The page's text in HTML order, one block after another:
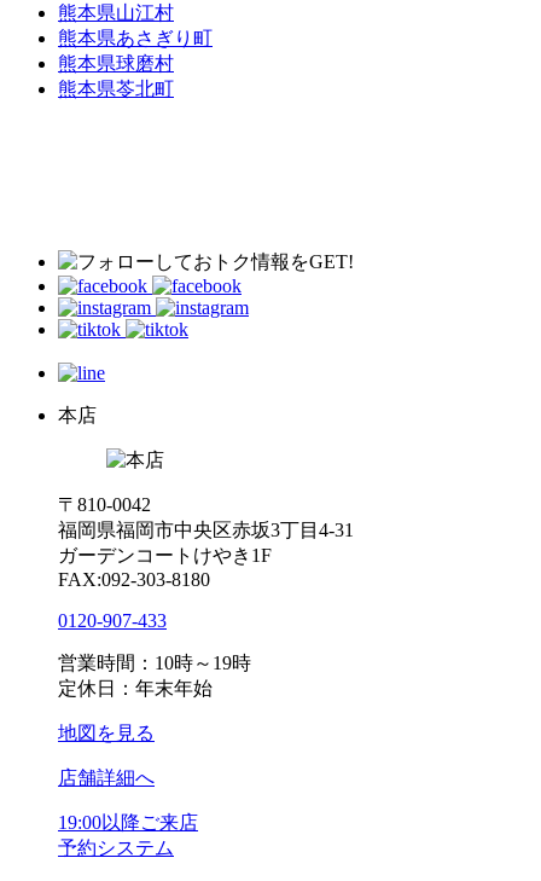
熊本県山江村
熊本県あさぎり町
熊本県球磨村
熊本県苓北町
本店
〒810-0042
福岡県福岡市中央区赤坂3丁目4-31
ガーデンコートけやき1F
FAX:092-303-8180
0120-907-433
営業時間：10時～19時
定休日：年末年始
地図を見る
店舗詳細へ
19:00以降ご来店
予約システム